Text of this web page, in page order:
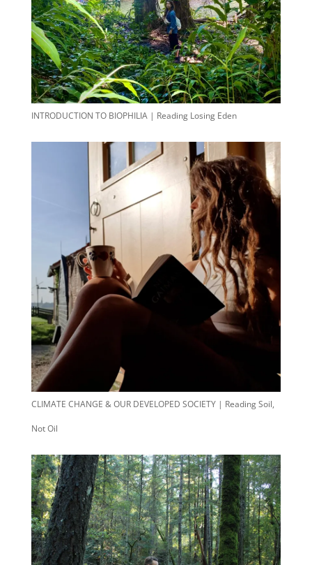
INTRODUCTION TO BIOPHILIA | Reading Losing Eden
CLIMATE CHANGE & OUR DEVELOPED SOCIETY | Reading Soil,
Not Oil